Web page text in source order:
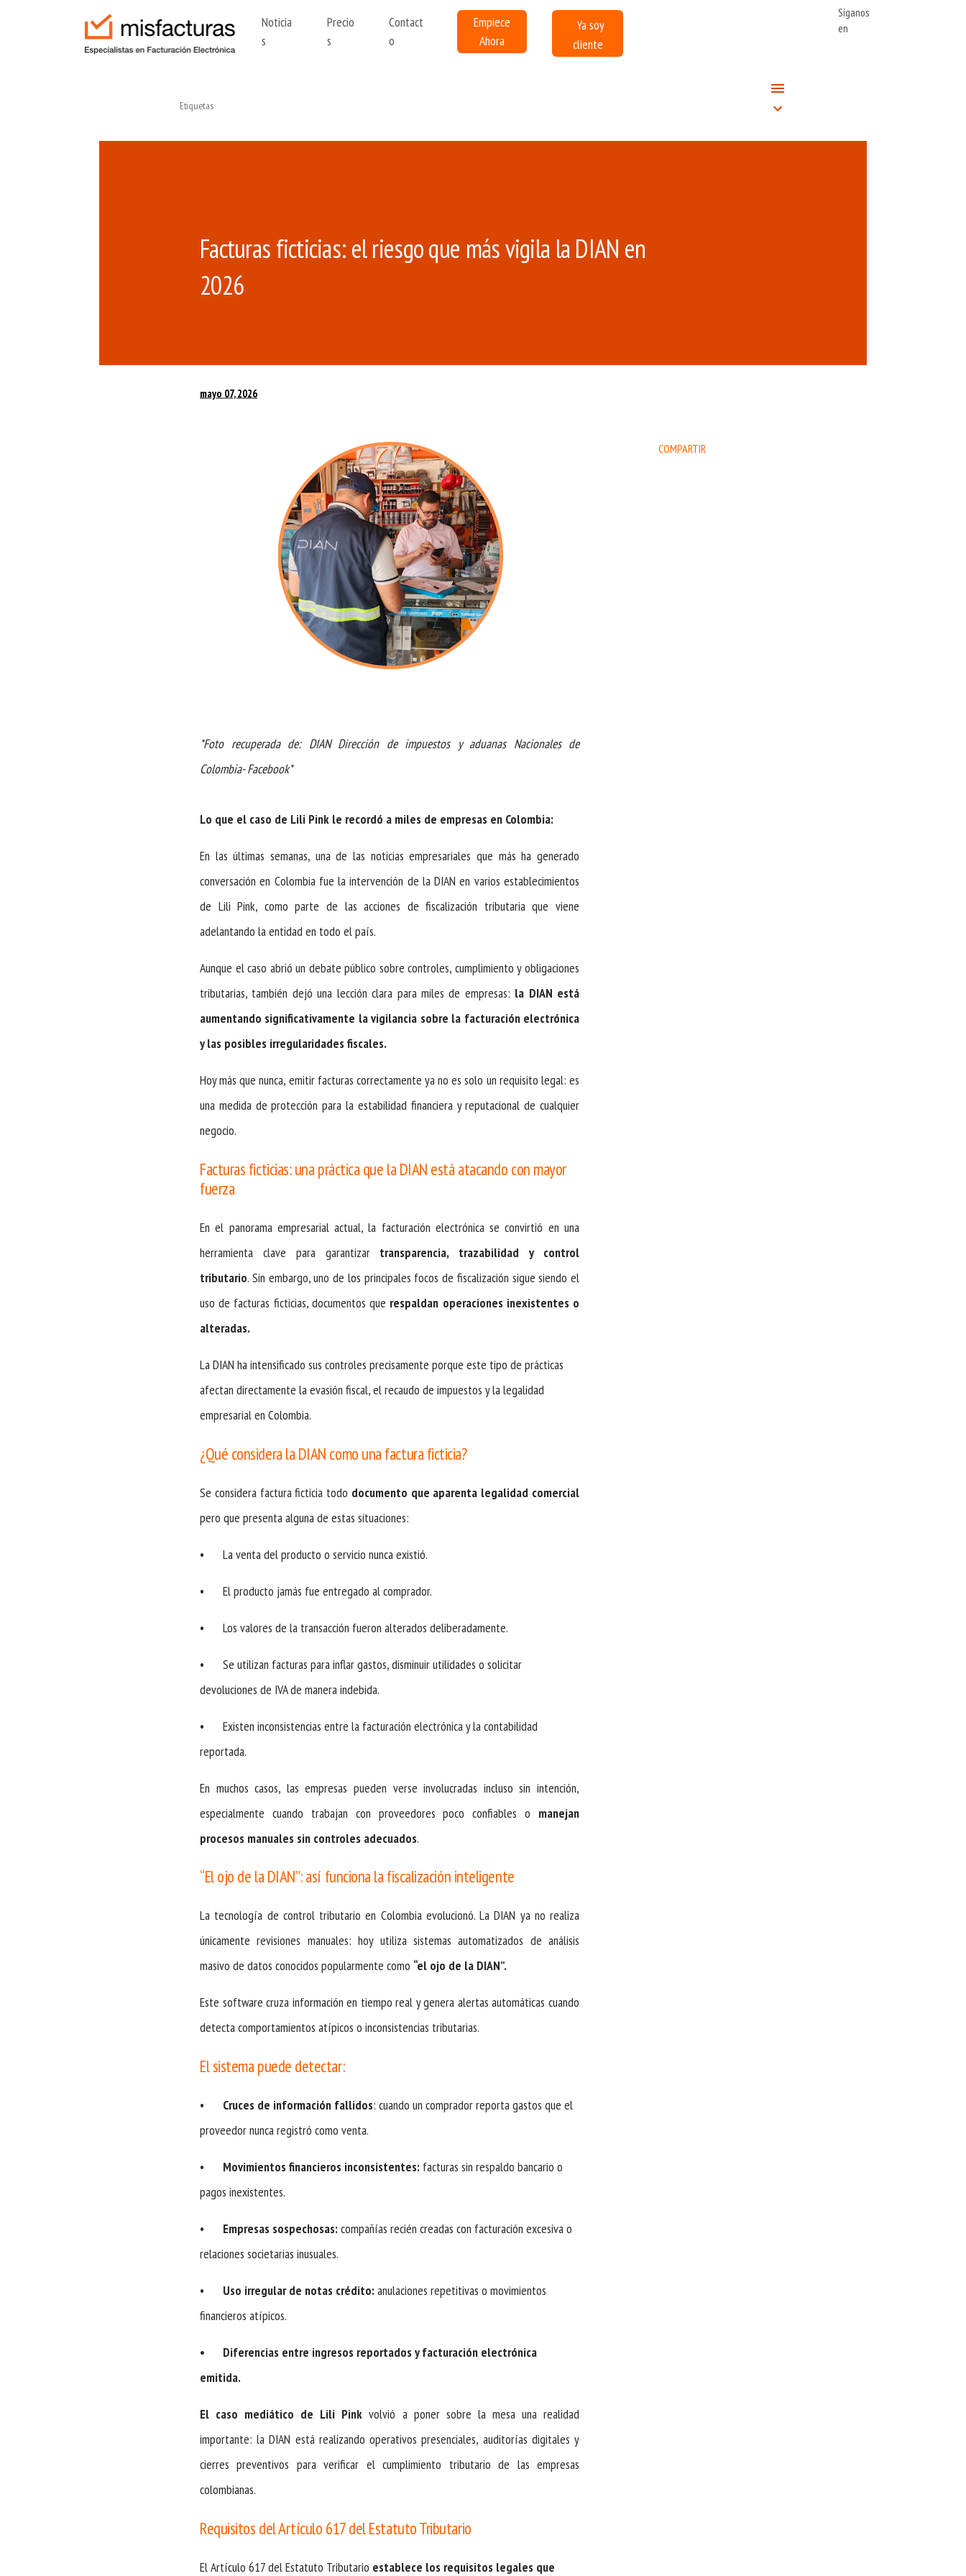
Ir al contenido principal
Noticia
s
Precio
s
Contact
o
Empiece
Ahora
Ya soy
cliente
Síganos
en
Etiquetas
Facturas ficticias: el riesgo que más vigila la DIAN en
2026
mayo 07, 2026
*Foto recuperada de: DIAN Dirección de impuestos y aduanas Nacionales de
Colombia- Facebook*
Lo que el caso de Lili Pink le recordó a miles de empresas en Colombia:
En las últimas semanas, una de las noticias empresariales que más ha generado
conversación en Colombia fue la intervención de la DIAN en varios establecimientos
de Lili Pink, como parte de las acciones de fiscalización tributaria que viene
adelantando la entidad en todo el país.
Aunque el caso abrió un debate público sobre controles, cumplimiento y obligaciones
tributarias, también dejó una lección clara para miles de empresas: la DIAN está
aumentando significativamente la vigilancia sobre la facturación electrónica
y las posibles irregularidades fiscales.
Hoy más que nunca, emitir facturas correctamente ya no es solo un requisito legal: es
una medida de protección para la estabilidad financiera y reputacional de cualquier
negocio.
Facturas ficticias: una práctica que la DIAN está atacando con mayor
fuerza
En el panorama empresarial actual, la facturación electrónica se convirtió en una
herramienta clave para garantizartransparencia, trazabilidad y control
tributario. Sin embargo, uno de los principales focos de fiscalización sigue siendo el
uso de facturas ficticias, documentos que respaldan operaciones inexistentes o
alteradas.
La DIAN ha intensificado sus controles precisamente porque este tipo de prácticas
afectan directamente la evasión fiscal, el recaudo de impuestos y la legalidad
empresarial en Colombia.
¿Qué considera la DIAN como una factura ficticia?
Se considera factura ficticia todo documento que aparenta legalidad comercial
pero que presenta alguna de estas situaciones:
• La venta del producto o servicio nunca existió.
• El producto jamás fue entregado al comprador.
• Los valores de la transacción fueron alterados deliberadamente.
•
Se utilizan facturas para inflar gastos, disminuir utilidades o solicitar
devoluciones de IVA de manera indebida.
•
Existen inconsistencias entre la facturación electrónica y la contabilidad
reportada.
En muchos casos, las empresas pueden verse involucradas incluso sin intención,
especialmente cuando trabajan con proveedores poco confiables o manejan
procesos manuales sin controles adecuados.
“El ojo de la DIAN”: así funciona la fiscalización inteligente
La tecnología de control tributario en Colombia evolucionó. La DIAN ya no realiza
únicamente revisiones manuales: hoy utiliza sistemas automatizados de análisis
masivo de datos conocidos popularmente como “el ojo de la DIAN”.
Este software cruza información en tiempo real y genera alertas automáticas cuando
detecta comportamientos atípicos o inconsistencias tributarias.
El sistema puede detectar:
• Cruces de información fallidos: cuando un comprador reporta gastos que el
proveedor nunca registró como venta.
• Movimientos financieros inconsistentes: facturas sin respaldo bancario o
pagos inexistentes.
• Empresas sospechosas:compañías recién creadas con facturación excesiva o
relaciones societarias inusuales.
• Uso irregular de notas crédito:anulaciones repetitivas o movimientos
financieros atípicos.
•
Diferencias entre ingresos reportados y facturación electrónica
emitida.
El caso mediático de Lili Pink volvió a poner sobre la mesa una realidad
importante: la DIAN está realizando operativos presenciales, auditorías digitales y
cierres preventivos para verificar el cumplimiento tributario de las empresas
colombianas.
Requisitos del Artículo 617 del Estatuto Tributario
El Artículo 617 del Estatuto Tributario establece los requisitos legales que
COMPARTIR